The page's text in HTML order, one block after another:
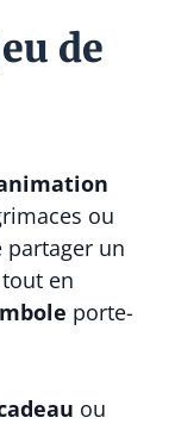
de
ou
partager un
en
porte-
ou